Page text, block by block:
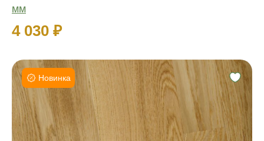
мм
4 030 ₽
Новинка
Фаска:
Соединение:
Обработка:
Длина: